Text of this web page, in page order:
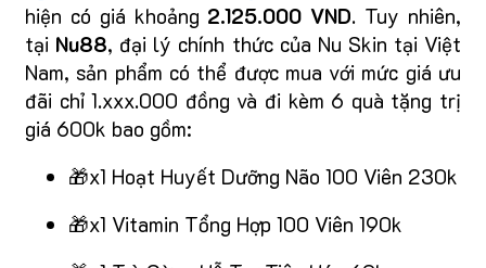
hiện có giá khoảng 2.125.000 VND. Tuy nhiên,
tại Nu88, đại lý chính thức của Nu Skin tại Việt
Nam, sản phẩm có thể được mua với mức giá ưu
đãi chỉ 1.xxx.000 đồng và đi kèm 6 quà tặng trị
giá 600k bao gồm:
🎁x1 Hoạt Huyết Dưỡng Não 100 Viên 230k
🎁x1 Vitamin Tổng Hợp 100 Viên 190k